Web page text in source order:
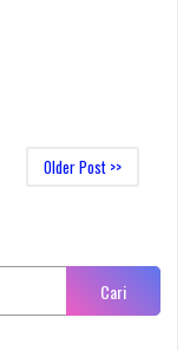
Older Post >>
Cari